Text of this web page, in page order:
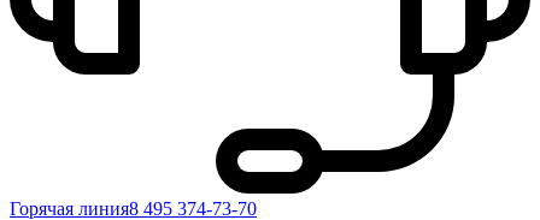
Горячая линия8 495 374-73-70